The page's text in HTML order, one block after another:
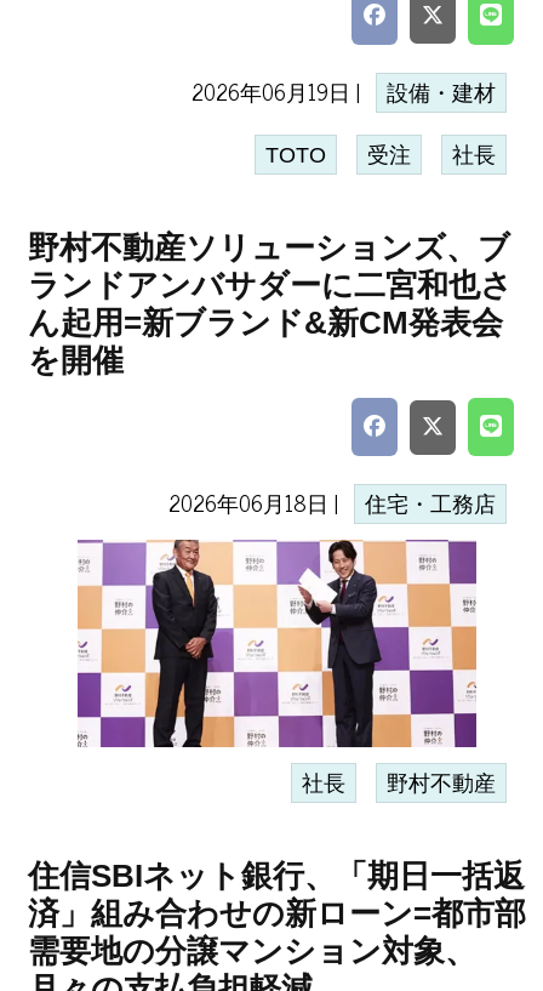
2026年06月19日 | 設備・建材
TOTO 受注 社長
野村不動産ソリューションズ、ブ
ランドアンバサダーに二宮和也さ
ん起用=新ブランド&新CM発表会
を開催
2026年06月18日 | 住宅・工務店
社長 野村不動産
住信SBIネット銀行、「期日一括返
済」組み合わせの新ローン=都市部
需要地の分譲マンション対象、